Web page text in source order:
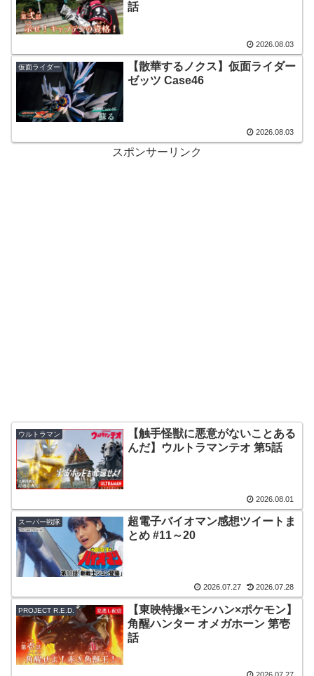
話
2026.08.03
仮面ライダー
【散華するノクス】仮面ライダー
ゼッツ Case46
2026.08.03
スポンサーリンク
ウルトラマン
【触手怪獣に悪意がないことある
んだ】ウルトラマンテオ 第5話
2026.08.01
スーパー戦隊
超電子バイオマン感想ツイートま
とめ #11～20
2026.07.27 2026.07.28
PROJECT R.E.D.
【東映特撮×モンハン×ポケモン】
角醒ハンター オメガホーン 第壱
話